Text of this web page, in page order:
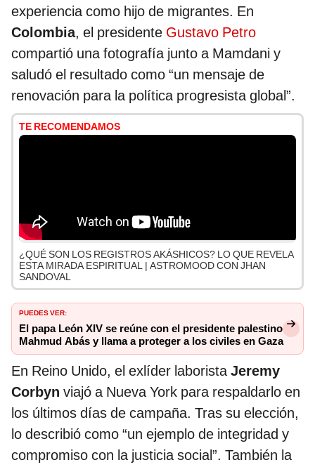
experiencia como hijo de migrantes. En
Colombia, el presidente Gustavo Petro
compartió una fotografía junto a Mamdani y
saludó el resultado como “un mensaje de
renovación para la política progresista global”.
TE RECOMENDAMOS
¿QUÉ SON LOS REGISTROS AKÁSHICOS? LO QUE REVELA
ESTA MIRADA ESPIRITUAL | ASTROMOOD CON JHAN
SANDOVAL
PUEDES VER:
El papa León XIV se reúne con el presidente palestino
Mahmud Abás y llama a proteger a los civiles en Gaza
En Reino Unido, el exlíder laboristaJeremy
Corbyn viajó a Nueva York para respaldarlo en
los últimos días de campaña. Tras su elección,
lo describió como “un ejemplo de integridad y
compromiso con la justicia social”. También la